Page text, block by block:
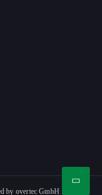
by overtec GmbH